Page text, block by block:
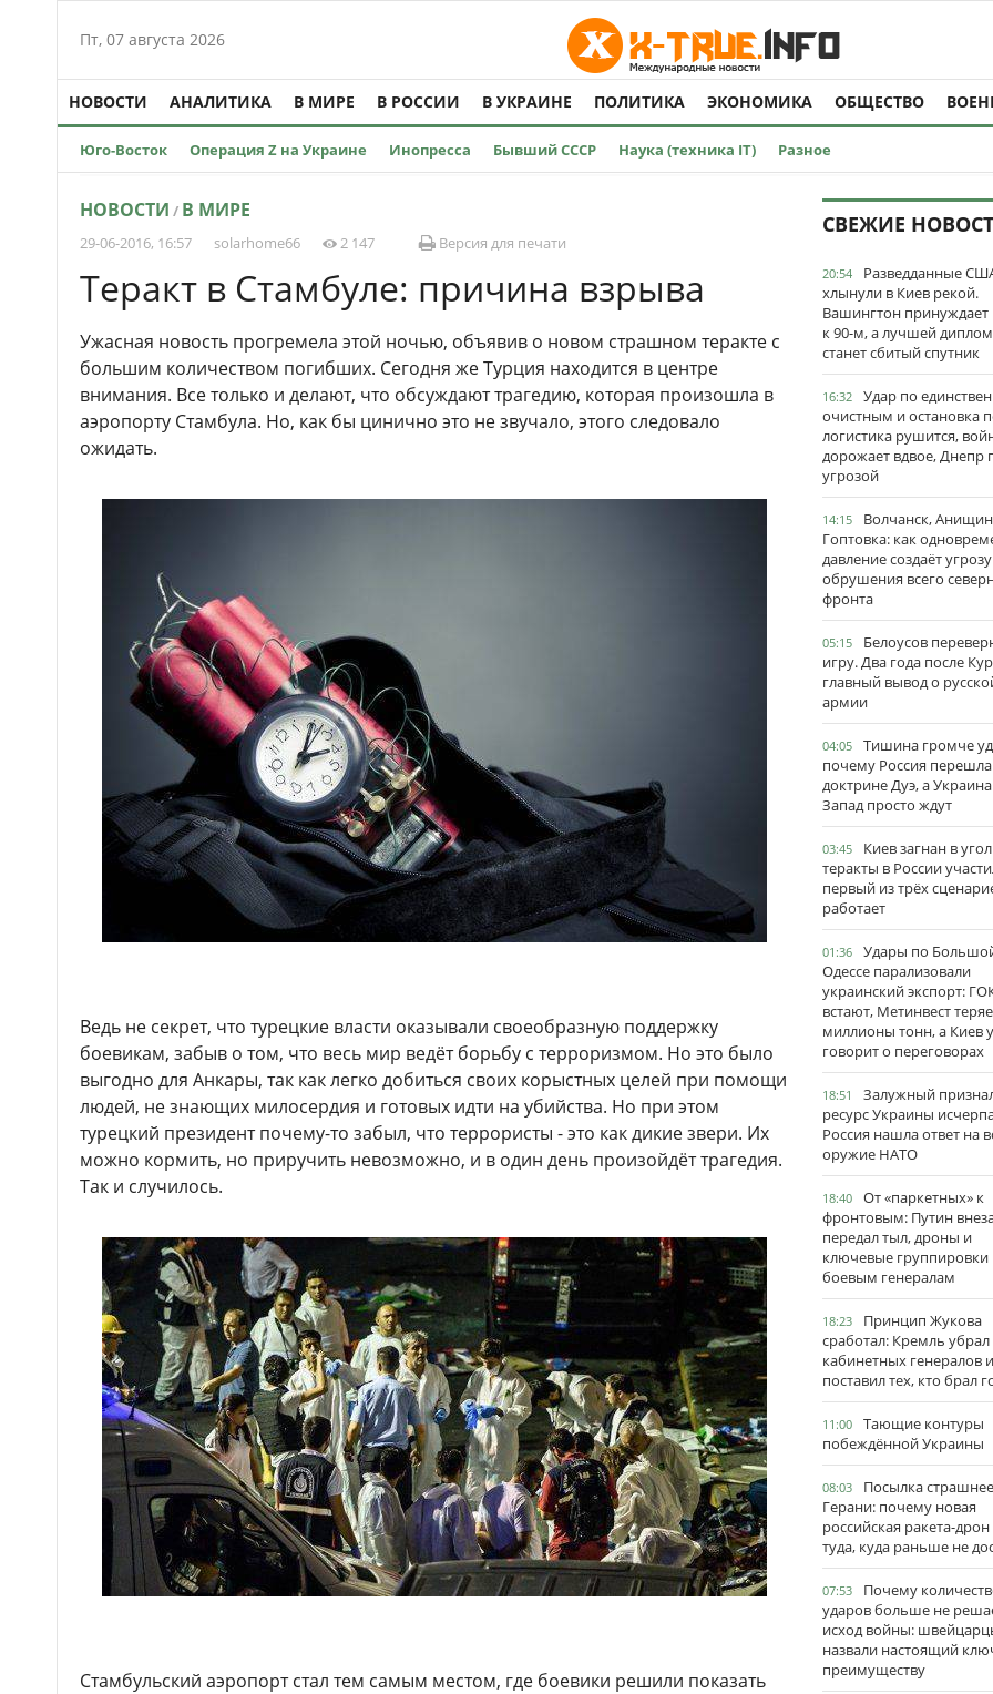
Пт, 07 августа 2026
НОВОСТИ АНАЛИТИКА В МИРЕ В РОССИИ В УКРАИНЕ ПОЛИТИКА ЭКОНОМИКА ОБЩЕСТВО
Юго-Восток Операция Z на Украине Инопресса Бывший СССР Наука (техника IT) Разное
НОВОСТИ / В МИРЕ
29-06-2016, 16:57 solarhome66 2 147 Версия для печати
Теракт в Стамбуле: причина взрыва
Ужасная новость прогремела этой ночью, объявив о новом страшном теракте с
большим количеством погибших. Сегодня же Турция находится в центре
внимания. Все только и делают, что обсуждают трагедию, которая произошла в
аэропорту Стамбула. Но, как бы цинично это не звучало, этого следовало
ожидать.
Ведь не секрет, что турецкие власти оказывали своеобразную поддержку
боевикам, забыв о том, что весь мир ведёт борьбу с терроризмом. Но это было
выгодно для Анкары, так как легко добиться своих корыстных целей при помощи
людей, не знающих милосердия и готовых идти на убийства. Но при этом
турецкий президент почему-то забыл, что террористы - это как дикие звери. Их
можно кормить, но приручить невозможно, и в один день произойдёт трагедия.
Так и случилось.
Стамбульский аэропорт стал тем самым местом, где боевики решили показать
СВЕЖИЕ
20:54
Разведданные
хлынули в Киев рекой.
Вашингтон принуждает
к 90-м, а лучшей
станет сбитый спутник
16:32
Удар по
очистным и остановка
логистика рушится,
дорожает вдвое, Днепр
угрозой
14:15
Волчанск,
Гоптовка: как
давление создаёт угрозу
обрушения всего
фронта
05:15
Белоусов
игру. Два года после
главный вывод о
армии
04:05
Тишина громче
почему Россия
доктрине Дуэ, а
Запад просто ждут
03:45
Киев загнан в
теракты в России
первый из трёх
работает
01:36
Удары по
Одессе парализовали
украинский экспорт:
встают, Метинвест
миллионы тонн, а Киев
говорит о переговорах
18:51
Залужный
ресурс Украины
Россия нашла ответ на
оружие НАТО
18:40
От «паркетных» к
фронтовым: Путин
передал тыл, дроны и
ключевые группировки
боевым генералам
18:23
Принцип Жукова
сработал: Кремль убрал
кабинетных генералов и
поставил тех, кто брал
11:00
Тающие контуры
побеждённой Украины
08:03
Посылка страшнее
Герани: почему новая
российская ракета-
туда, куда раньше не
07:53
Почему
ударов больше не
исход войны:
назвали настоящий
преимуществу